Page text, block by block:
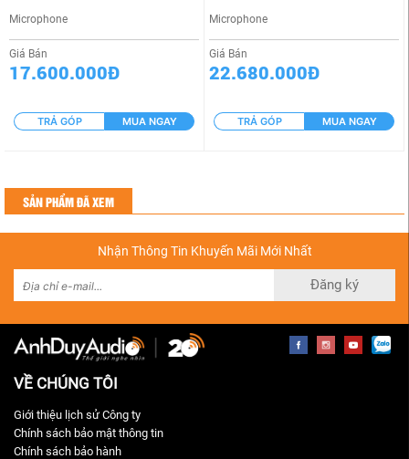
Microphone
Giá Bán
17.600.000Đ
TRẢ GÓP MUA NGAY
Microphone
Giá Bán
22.680.000Đ
TRẢ GÓP MUA NGAY
SẢN PHẨM ĐÃ XEM
Nhận Thông Tin Khuyến Mãi Mới Nhất
Đăng ký
VỀ CHÚNG TÔI
Giới thiệu lịch sử Công ty
Chính sách bảo mật thông tin
Chính sách bảo hành